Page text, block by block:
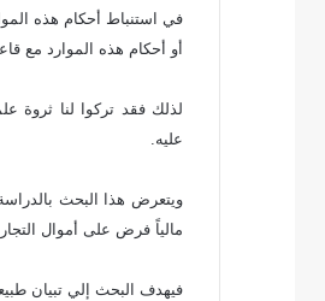
في استنباط أحكام هذه
أو أحكام هذه الموارد مع
لذلك فقد تركوا لنا ثروة
عليه.
ويتعرض هذا البحث
مالياً فرض على أموال
فيهدف البحث إلي تبيان